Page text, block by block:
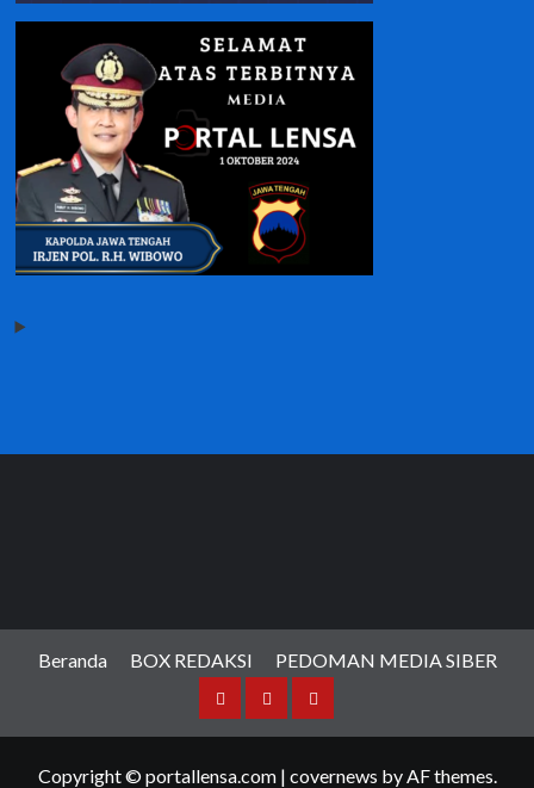
Beranda BOX REDAKSI PEDOMAN MEDIA SIBER
BerandaBOX PEDOMAN
Copyright © portallensa.com | covernews by AF themes.